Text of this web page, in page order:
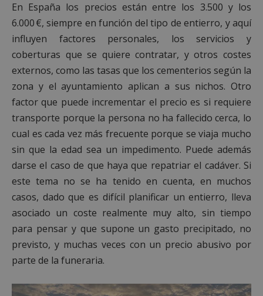
En España los precios están entre los 3.500 y los
6.000 €, siempre en función del tipo de entierro, y aquí
influyen factores personales, los servicios y
coberturas que se quiere contratar, y otros costes
externos, como las tasas que los cementerios según la
zona y el ayuntamiento aplican a sus nichos. Otro
factor que puede incrementar el precio es si requiere
transporte porque la persona no ha fallecido cerca, lo
cual es cada vez más frecuente porque se viaja mucho
sin que la edad sea un impedimento. Puede además
darse el caso de que haya que repatriar el cadáver. Si
este tema no se ha tenido en cuenta, en muchos
casos, dado que es difícil planificar un entierro, lleva
asociado un coste realmente muy alto, sin tiempo
para pensar y que supone un gasto precipitado, no
previsto, y muchas veces con un precio abusivo por
parte de la funeraria.